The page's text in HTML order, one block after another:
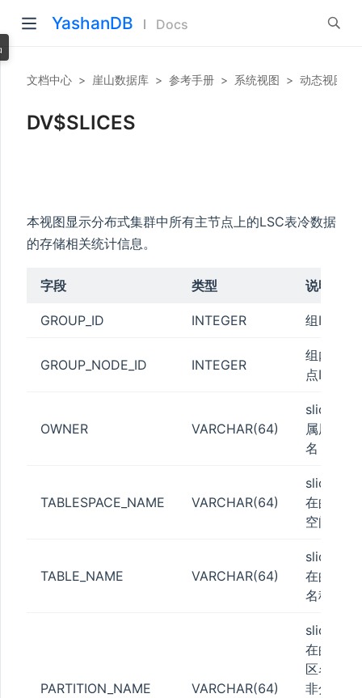
YashanDB Docs
文档中心 > 崖山数据库 > 参考手册 > 系统视图 > 动态视图
DV$SLICES
本视图显示分布式集群中所有主节点上的LSC表冷数据
的存储相关统计信息。
字段 类型 说明
GROUP_ID INTEGER 组ID
GROUP_NODE_ID INTEGER
组内节
点ID
OWNER VARCHAR(64)
slice所
属用户
名
TABLESPACE_NAME VARCHAR(64)
slice所
在的表
空间名
TABLE_NAME VARCHAR(64)
slice所
在的表
名称
PARTITION_NAME VARCHAR(64)
slice所
在的分
区名，
非分区